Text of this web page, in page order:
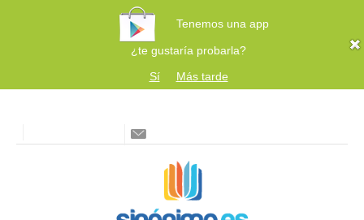
Tenemos una app
¿te gustaría probarla?
Sí
Más tarde